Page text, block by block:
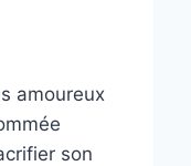
amoureux
son